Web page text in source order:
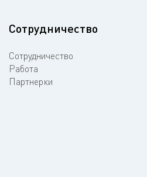
Сотрудничество
Сотрудничество
Работа
Партнерки